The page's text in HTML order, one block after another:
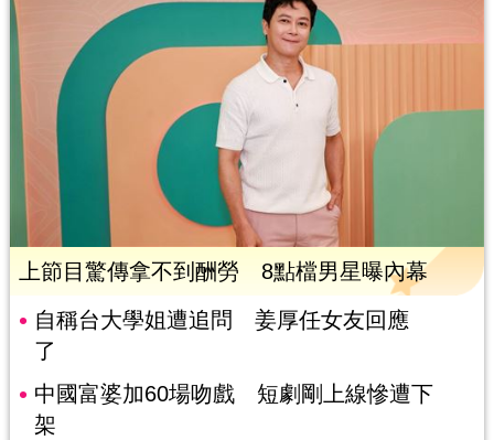
上節目驚傳拿不到酬勞 8點檔男星曝內幕
自稱台大學姐遭追問 姜厚任女友回應
了
中國富婆加60場吻戲 短劇剛上線慘遭下
架